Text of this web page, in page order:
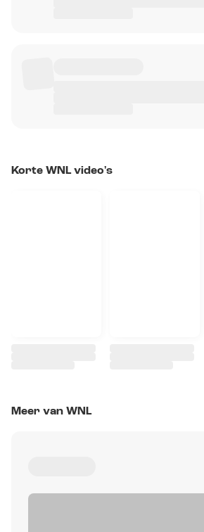
Korte WNL video's
Meer van WNL